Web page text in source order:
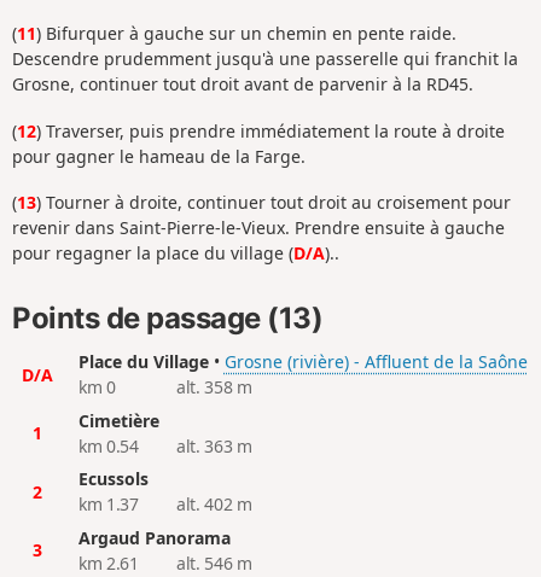
(11) Bifurquer à gauche sur un chemin en pente raide.
Descendre prudemment jusqu'à une passerelle qui franchit la
Grosne, continuer tout droit avant de parvenir à la RD45.
(12) Traverser, puis prendre immédiatement la route à droite
pour gagner le hameau de la Farge.
(13) Tourner à droite, continuer tout droit au croisement pour
revenir dans Saint-Pierre-le-Vieux. Prendre ensuite à gauche
pour regagner la place du village (D/A)..
Points de passage (13)
D/A
Place du Village• Grosne (rivière) - Affluent de la Saône
km 0
alt. 358 m
1
Cimetière
km 0.54
alt. 363 m
2
Ecussols
km 1.37
alt. 402 m
3
Argaud Panorama
km 2.61
alt. 546 m